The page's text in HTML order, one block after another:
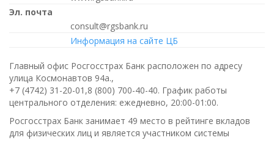
Эл. почта
consult@rgsbank.ru
Информация на сайте ЦБ
Главный офис Росгосстрах Банк расположен по адресу
улица Космонавтов 94а.,
+7 (4742) 31-20-01,8 (800) 700-40-40. График работы
центрального отделения: ежедневно, 20:00-01:00.
Росгосстрах Банк занимает 49 место в рейтинге вкладов
для физических лиц и является участником системы